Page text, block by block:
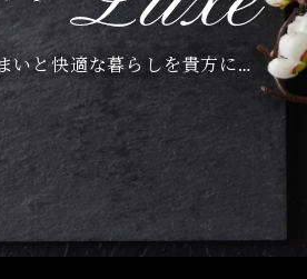
いと快適な暮らしを貴方に…